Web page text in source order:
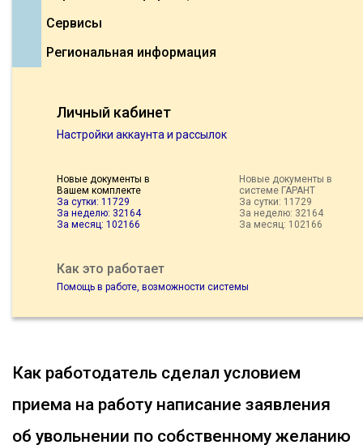
Сервисы
Региональная информация
Личный кабинет
Настройки аккаунта и рассылок
Новые документы в
Вашем комплекте
За сутки: 11729
За неделю: 32164
За месяц: 102166
Новые документы в
системе ГАРАНТ
За сутки: 11729
За неделю: 32164
За месяц: 102166
Как это работает
Помощь в работе, возможности системы
Как работодатель сделал условием
приема на работу написание заявления
об увольнении по собственному желанию